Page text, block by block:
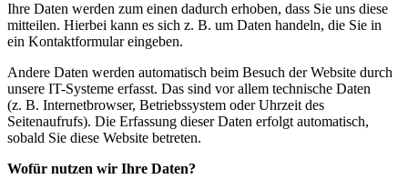
Ihre Daten werden zum einen dadurch erhoben, dass Sie uns diese
mitteilen. Hierbei kann es sich z. B. um Daten handeln, die Sie in
ein Kontaktformular eingeben.
Andere Daten werden automatisch beim Besuch der Website durch
unsere IT-Systeme erfasst. Das sind vor allem technische Daten
(z. B. Internetbrowser, Betriebssystem oder Uhrzeit des
Seitenaufrufs). Die Erfassung dieser Daten erfolgt automatisch,
sobald Sie diese Website betreten.
Wofür nutzen wir Ihre Daten?